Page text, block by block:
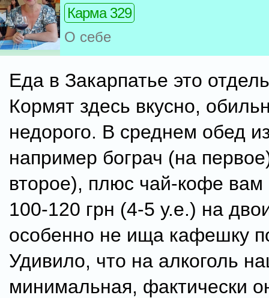
Карма 329
О себе
Еда в Закарпатье это
Кормят здесь вкусно,
недорого. В среднем обед
например бограч (на
второе), плюс чай-кофе вам
100-120 грн (4-5 у.е.) на
особенно не ища кафешку
Удивило, что на алкоголь
минимальная, фактически